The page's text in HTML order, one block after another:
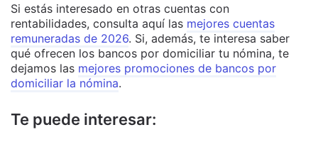
Si estás interesado en otras cuentas con
rentabilidades, consulta aquí las mejores cuentas
remuneradas de 2026. Si, además, te interesa saber
qué ofrecen los bancos por domiciliar tu nómina, te
dejamos las mejores promociones de bancos por
domiciliar la nómina.
Te puede interesar: